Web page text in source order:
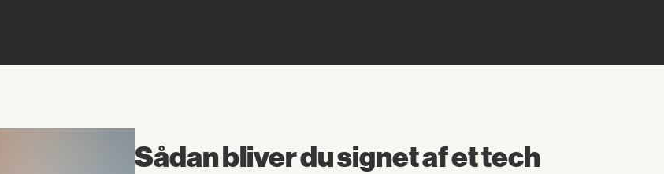
Sådan bliver du signet af et tech